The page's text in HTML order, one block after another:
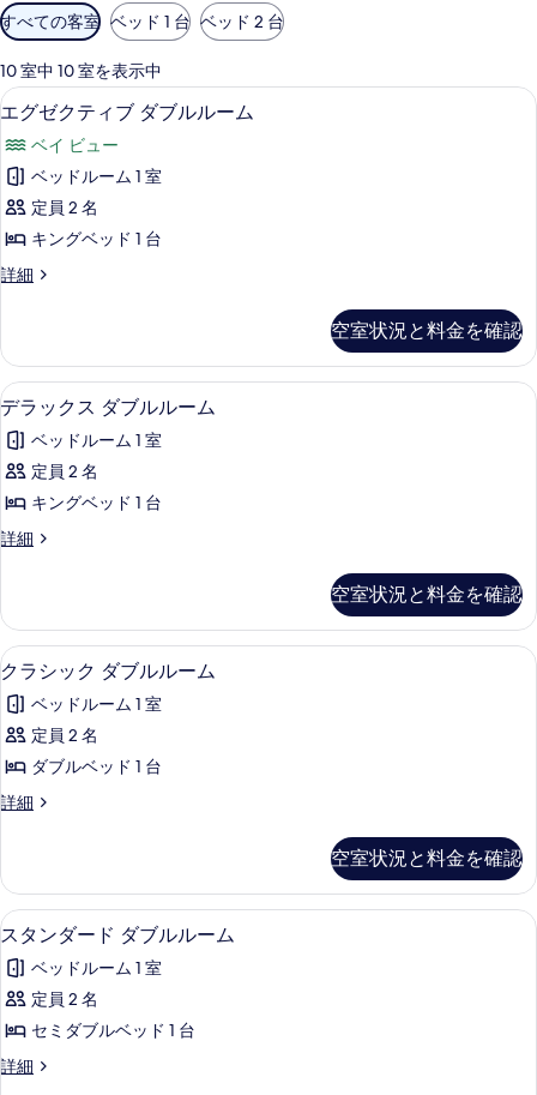
利
用
可
能
な
客
室
の
り
込
件
すべての客室 ベッド 1 台 ベッド 2 台
10 室中 10 室を表示中
エ
ゼ
ク
テ
ブ
ブ
ル
ル
ー
ム
の
す
の
写
真
を
表
す
エグゼクティブ ダブルルーム | アイ
5
エグゼクティブ ダブルルーム
ベイ ビュー
ベッドルーム 1 室
定員 2 名
キングベッド 1 台
詳細
エ
テ
ィ
ブ
ブ
ル
ー
ム
の
空室状況と料金を確認
デ
ラ
ッ
ク
ダ
ル
ル
ー
ム
の
す
べ
写
真
を
表
示
る
デラックス ダブルルーム | アイロン
13
デラックス ダブルルーム
ベッドルーム 1 室
定員 2 名
キングベッド 1 台
詳細
デ
ス
ダ
ブ
ル
ー
の
詳
細
空室状況と料金を確認
ク
ラ
シ
ッ
ダ
ル
ル
ー
ム
の
す
べ
クラシック ダブルルーム | アイロン
3
クラシック ダブルルーム
ベッドルーム 1 室
定員 2 名
ダブルベッド 1 台
詳細
ク
ク
ダ
ブ
ル
ー
の
詳
細
空室状況と料金を確認
ス
タ
ン
ダ
ド
スタンダード ダブルルーム | アイロ
3
スタンダード ダブルルーム
ベッドルーム 1 室
定員 2 名
セミダブルベッド 1 台
詳細
ス